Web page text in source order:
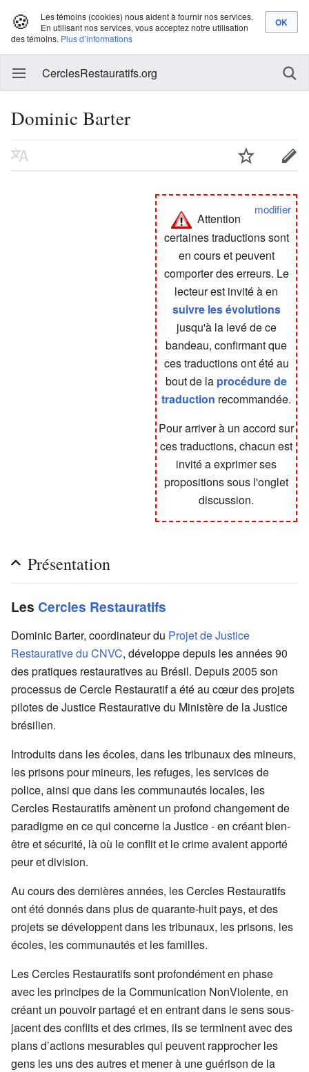
🍪
Les témoins (cookies) nous aident à fournir nos services.
En utilisant nos services, vous acceptez notre utilisation
des témoins. Plus d’informations
CerclesRestauratifs.org
Dominic Barter
modifier
Attention
certaines traductions sont
en cours et peuvent
comporter des erreurs. Le
lecteur est invité à en
suivre les évolutions
jusqu'à la levé de ce
bandeau, confirmant que
ces traductions ont été au
bout de la procédure de
traduction recommandée.
Pour arriver à un accord sur
ces traductions, chacun est
invité a exprimer ses
propositions sous l'onglet
discussion.
Présentation
Les Cercles Restauratifs
Dominic Barter, coordinateur du Projet de Justice
Restaurative du CNVC, développe depuis les années 90
des pratiques restauratives au Brésil. Depuis 2005 son
processus de Cercle Restauratif a été au cœur des projets
pilotes de Justice Restaurative du Ministère de la Justice
brésilien.
Introduits dans les écoles, dans les tribunaux des mineurs,
les prisons pour mineurs, les refuges, les services de
police, ainsi que dans les communautés locales, les
Cercles Restauratifs amènent un profond changement de
paradigme en ce qui concerne la Justice - en créant bien-
être et sécurité, là où le conflit et le crime avaient apporté
peur et division.
Au cours des dernières années, les Cercles Restauratifs
ont été donnés dans plus de quarante-huit pays, et des
projets se développent dans les tribunaux, les prisons, les
écoles, les communautés et les familles.
Les Cercles Restauratifs sont profondément en phase
avec les principes de la Communication NonViolente, en
créant un pouvoir partagé et en entrant dans le sens sous-
jacent des conflits et des crimes, ils se terminent avec des
plans d’actions mesurables qui peuvent rapprocher les
gens les uns des autres et mener à une guérison de la